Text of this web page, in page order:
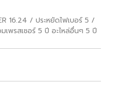
16.24 / ประหยัดไฟเบอร์ 5 /
พรสเซอร์ 5 ปี อะไหล่อื่นๆ 5 ปี